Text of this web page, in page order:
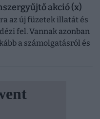
akció (x)
az új füzetek illatát és
fel. Vannak azonban
a számolgatásról és